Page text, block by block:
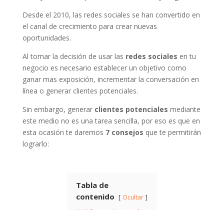
Desde el 2010, las redes sociales se han convertido en
el canal de crecimiento para crear nuevas
oportunidades.
Al tomar la decisión de usar las redes sociales en tu
negocio es necesario establecer un objetivo como
ganar mas exposición, incrementar la conversación en
línea o generar clientes potenciales.
Sin embargo, generar clientes potenciales mediante
este medio no es una tarea sencilla, por eso es que en
esta ocasión te daremos 7 consejos que te permitirán
lograrlo:
Tabla de
contenido
Ocultar